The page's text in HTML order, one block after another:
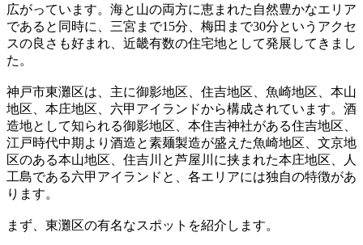
広がっています。海と山の両方に恵まれた自然豊かなエリア
であると同時に、三宮まで15分、梅田まで30分というアクセ
スの良さも好まれ、近畿有数の住宅地として発展してきまし
た。
神戸市東灘区は、主に御影地区、住吉地区、魚崎地区、本山
地区、本庄地区、六甲アイランドから構成されています。酒
造地として知られる御影地区、本住吉神社がある住吉地区、
江戸時代中期より酒造と素麺製造が盛えた魚崎地区、文京地
区のある本山地区、住吉川と芦屋川に挟まれた本庄地区、人
工島である六甲アイランドと、各エリアには独自の特徴があ
ります。
まず、東灘区の有名なスポットを紹介します。